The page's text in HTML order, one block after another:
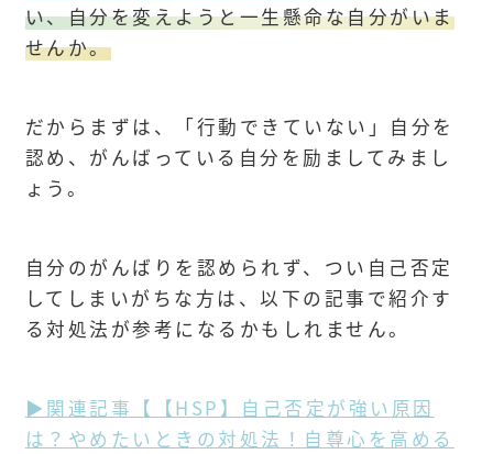
い、自分を変えようと一生懸命な自分がいま
せんか。
だからまずは、「行動できていない」自分を
認め、がんばっている自分を励ましてみまし
ょう。
自分のがんばりを認められず、つい自己否定
してしまいがちな方は、以下の記事で紹介す
る対処法が参考になるかもしれません。
▶︎関連記事【【HSP】自己否定が強い原因
は？やめたいときの対処法！自尊心を高める